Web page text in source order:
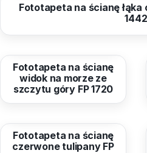
Fototapeta na ścianę
1442
od40,96 zł
Fototapeta na ścianę
widok na morze ze
szczytu góry FP 1720
od40,96 zł
Fototapeta na ścianę
czerwone tulipany FP